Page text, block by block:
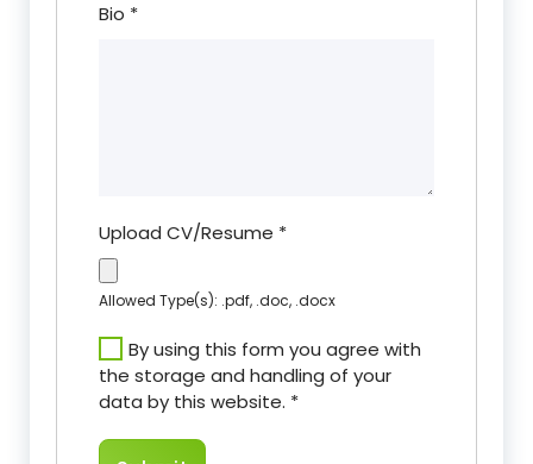
Bio *
Upload CV/Resume *
Allowed Type(s): .pdf, .doc, .docx
By using this form you agree with
the storage and handling of your
data by this website. *